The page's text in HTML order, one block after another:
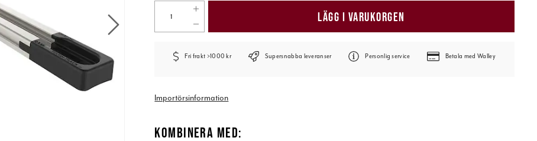
LÄGG I VARUKORGEN
Fri frakt >1000 kr Supersnabba leveranser Personlig service Betala med Walley
Importörsinformation
KOMBINERA MED: